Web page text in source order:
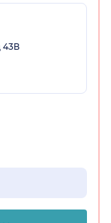
43В